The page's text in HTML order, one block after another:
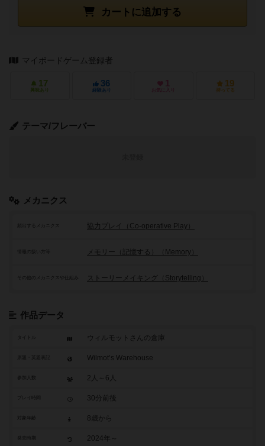
カートに追加する
マイボードゲーム登録者
17
興味あり
36
経験あり
1
お気に入り
19
持ってる
テーマ/フレーバー
メカニクス
頻出するメカニクス 協力プレイ（Co-operative Play）
メモリー（記憶する）（Memory）
その他のメカニクスや仕組み ストーリーメイキング（Storytelling）
作品データ
タイトル ウィルモットさんの倉庫
原題・英題表記 Wilmot’s Warehouse
参加人数 2人～6人
30分前後
対象年齢 8歳から
2024年～